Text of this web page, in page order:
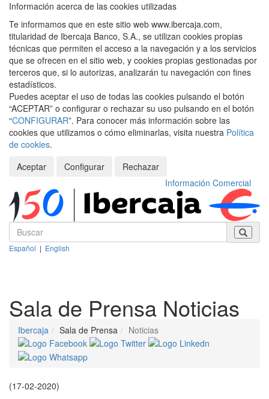
Información acerca de las cookies utilizadas
Te informamos que en este sitio web www.ibercaja.com,
titularidad de Ibercaja Banco, S.A., se utilizan cookies propias
técnicas que permiten el acceso a la navegación y a los servicios
que se ofrecen en el sitio web, y cookies propias gestionadas por
terceros que, si lo autorizas, analizarán tu navegación con fines
estadísticos.
Puedes aceptar el uso de todas las cookies pulsando el botón
“ACEPTAR” o configurar o rechazar su uso pulsando en el botón
“CONFIGURAR”. Para conocer más información sobre las
cookies que utilizamos o cómo eliminarlas, visita nuestra Política
de cookies.
Aceptar
Configurar
Rechazar
Información Comercial
Español | English
Sala de Prensa Noticias
Ibercaja Sala de Prensa Noticias
(17-02-2020)